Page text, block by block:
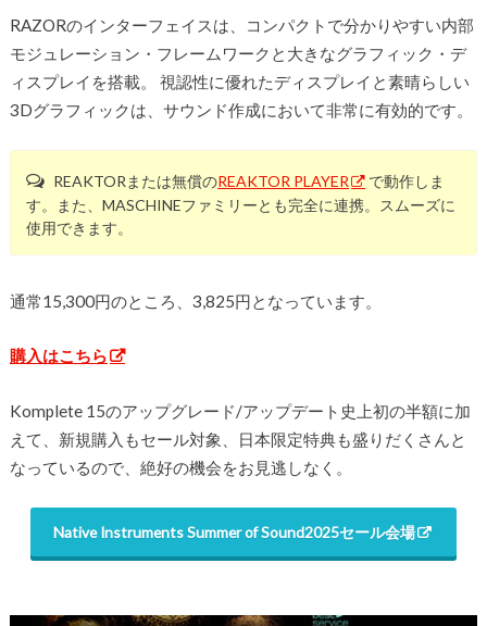
RAZORのインターフェイスは、コンパクトで分かりやすい内部
モジュレーション・フレームワークと大きなグラフィック・デ
ィスプレイを搭載。 視認性に優れたディスプレイと素晴らしい
3Dグラフィックは、サウンド作成において非常に有効的です。
REAKTORまたは無償のREAKTOR PLAYER
で動作しま
す。また、MASCHINEファミリーとも完全に連携。スムーズに
使用できます。
通常15,300円のところ、3,825円となっています。
購入はこちら
Komplete 15のアップグレード/アップデート史上初の半額に加
えて、新規購入もセール対象、日本限定特典も盛りだくさんと
なっているので、絶好の機会をお見逃しなく。
Native Instruments Summer of Sound2025セール会場